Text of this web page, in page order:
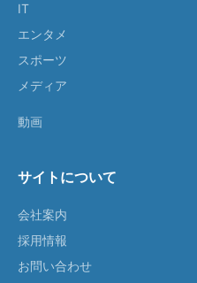
IT
エンタメ
スポーツ
メディア
動画
サイトについて
会社案内
採用情報
お問い合わせ